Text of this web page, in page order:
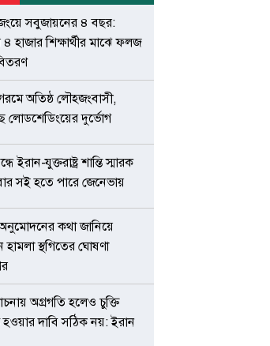
সবুজায়নের ৪ বছর:
হাজার শিক্ষার্থীর মাঝে ফলজ
অতিষ্ঠ লৌহজংবাসী,
লোডশেডিংয়ের দুর্ভোগ
ইরান-যুক্তরাষ্ট্র শান্তি স্মারক
সই হতে পারে জেনেভায়
অনুমোদনের কথা জানিয়ে
হামলা স্থগিতের ঘোষণা
অগ্রগতি হলেও চুক্তি
হওয়ার দাবি সঠিক নয়: ইরান